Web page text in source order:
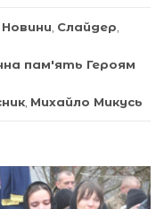
Новини, Слайдер,
пам'ять Героям
, Михайло Микусь